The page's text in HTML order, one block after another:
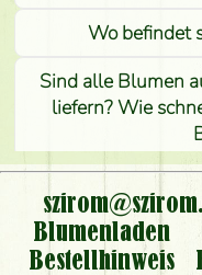
Wo befindet
Sind alle Blumen
liefern? Wie
Ist der
Kann ich den
nehmen oder
Blumenladen
Bestellhinweis